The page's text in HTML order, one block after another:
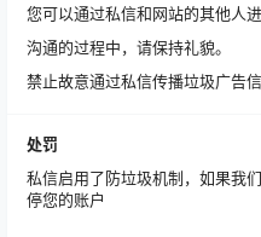
您可以通过私信和网站的其他人进
沟通的过程中，请保持礼貌。
禁止故意通过私信传播垃圾广告信
处罚
私信启用了防垃圾机制，如果我
停您的账户